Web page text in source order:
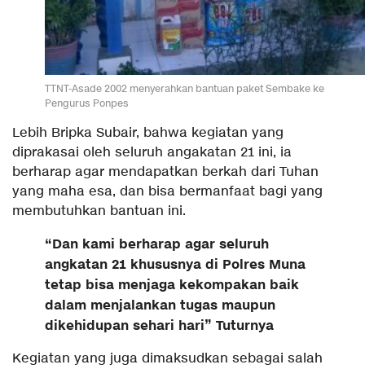
TTNT-Asade 2002 menyerahkan bantuan paket Sembake ke
Pengurus Ponpes
Lebih Bripka Subair, bahwa kegiatan yang
diprakasai oleh seluruh angakatan 21 ini, ia
berharap agar mendapatkan berkah dari Tuhan
yang maha esa, dan bisa bermanfaat bagi yang
membutuhkan bantuan ini.
“Dan kami berharap agar seluruh
angkatan 21 khususnya di Polres Muna
tetap bisa menjaga kekompakan baik
dalam menjalankan tugas maupun
dikehidupan sehari hari” Tuturnya
Kegiatan yang juga dimaksudkan sebagai salah